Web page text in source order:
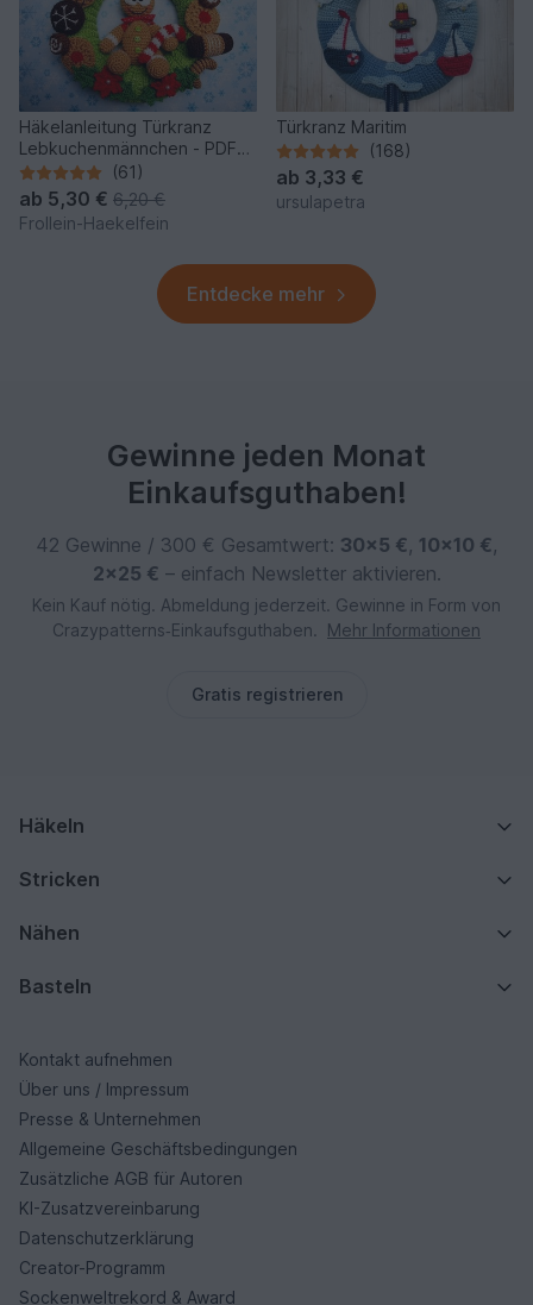
Häkelanleitung Türkranz
Lebkuchenmännchen - PDF
Datei
(61)
ab 5,30 € 6,20 €
Frollein-Haekelfein
Türkranz Maritim
(168)
ab 3,33 €
ursulapetra
Entdecke mehr
Gewinne jeden Monat
Einkaufsguthaben!
42 Gewinne / 300 € Gesamtwert: 30×5 €, 10×10 €,
2×25 € – einfach Newsletter aktivieren.
Kein Kauf nötig. Abmeldung jederzeit. Gewinne in Form von
Crazypatterns‑Einkaufsguthaben.
Mehr Informationen
Gratis registrieren
Häkeln
Stricken
Nähen
Basteln
Kontakt aufnehmen
Über uns / Impressum
Presse & Unternehmen
Allgemeine Geschäftsbedingungen
Zusätzliche AGB für Autoren
KI-Zusatzvereinbarung
Datenschutzerklärung
Creator-Programm
Sockenweltrekord & Award